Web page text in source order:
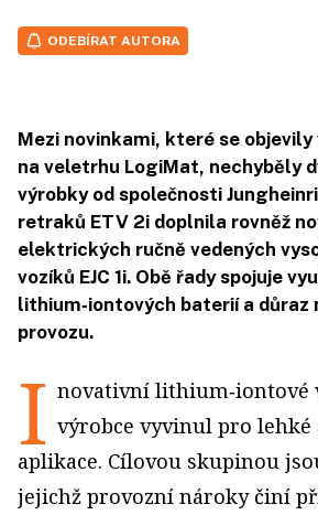
ODEBÍRAT AUTORA
Mezi novinkami, které se objevily
na veletrhu LogiMat, nechyběly
výrobky od společnosti
retraků ETV 2i doplnila rovněž
elektrických ručně vedených
vozíků EJC 1i. Obě řady spojuje
lithium‑iontových baterií a
provozu.
I novativní lithium‑iontové
výrobce vyvinul pro lehké
aplikace. Cílovou skupinou
jejichž provozní nároky činí